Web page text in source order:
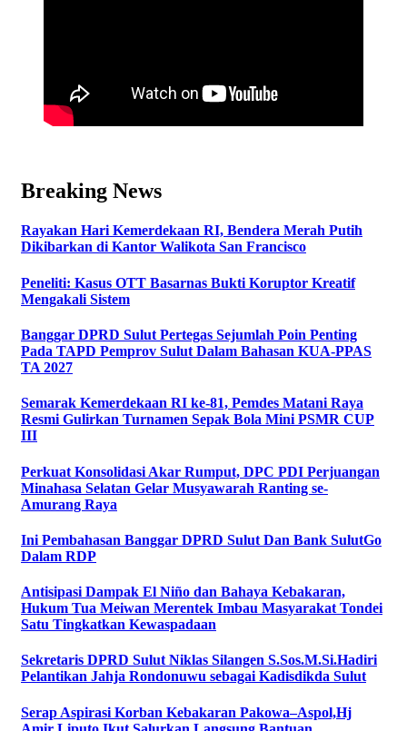
Breaking News
Rayakan Hari Kemerdekaan RI, Bendera Merah Putih
Dikibarkan di Kantor Walikota San Francisco
Peneliti: Kasus OTT Basarnas Bukti Koruptor Kreatif
Mengakali Sistem
Banggar DPRD Sulut Pertegas Sejumlah Poin Penting
Pada TAPD Pemprov Sulut Dalam Bahasan KUA-PPAS
TA 2027
Semarak Kemerdekaan RI ke-81, Pemdes Matani Raya
Resmi Gulirkan Turnamen Sepak Bola Mini PSMR CUP
III
Perkuat Konsolidasi Akar Rumput, DPC PDI Perjuangan
Minahasa Selatan Gelar Musyawarah Ranting se-
Amurang Raya
Ini Pembahasan Banggar DPRD Sulut Dan Bank SulutGo
Dalam RDP
Antisipasi Dampak El Niño dan Bahaya Kebakaran,
Hukum Tua Meiwan Merentek Imbau Masyarakat Tondei
Satu Tingkatkan Kewaspadaan
Sekretaris DPRD Sulut Niklas Silangen S.Sos.M.Si.Hadiri
Pelantikan Jahja Rondonuwu sebagai Kadisdikda Sulut
Serap Aspirasi Korban Kebakaran Pakowa–Aspol,Hj